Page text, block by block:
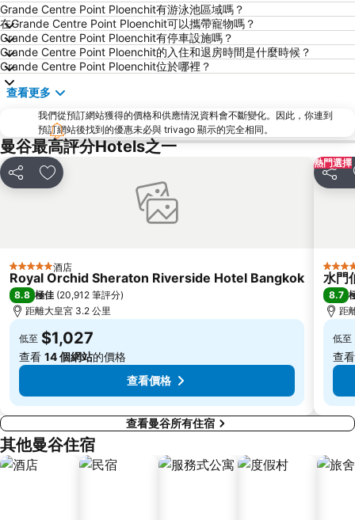
BTS Phloen Chit
蘇坤蔚車站
暹羅廣場
是隆車站
BTS National Stadium - W1
Bangkok City and Temples Tour
曼谷國際貿易展覽中心
BTS Ekkamai
BTS Ratchathewi
BTS Ari
沙炎中心
暹羅海洋世界
沙拉鈴車站
泰國文化中心
MRT Phetchaburi
MRT Sam Yan
米路 (考山路)
BTS 慕七站
大皇宮
The Platinum Fashion
MRT Chatuchak Park
Grande Centre Point Ploenchit有游泳池區域嗎？
在Grande Centre Point Ploenchit可以攜帶寵物嗎？
Grande Centre Point Ploenchit有停車設施嗎？
Grande Centre Point Ploenchit的入住和退房時間是什麼時候？
Grande Centre Point Ploenchit位於哪裡？
查看更多
我們從預訂網站獲得的價格和供應情況資料會不斷變化。因此，你連到
預訂網站後找到的優惠未必與 trivago 顯示的完全相同。
曼谷最高評分Hotels之一
分享 放到收藏夾
5 星級 酒店
Royal Orchid Sheraton Riverside Hotel Bangkok
8.8 極佳 (20,912 筆評分)
距離大皇宮 3.2 公里
低至 $1,027
查看 14 個網站的價格
查看價格
熱門選擇
分享
5 星級
水門
8.7
距
低至
查
查看曼谷所有住宿
其他曼谷住宿